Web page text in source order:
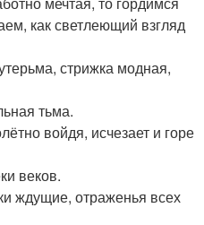
как светлеющий взгляд
стрижка модная,
тьма.
войдя, исчезает и горе
веков.
ждущие, отраженья всех